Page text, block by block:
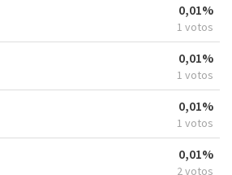
0,01%
1 votos
0,01%
1 votos
0,01%
1 votos
0,01%
2 votos